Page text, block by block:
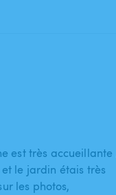
est très accueillante
le jardin étais très
les photos,